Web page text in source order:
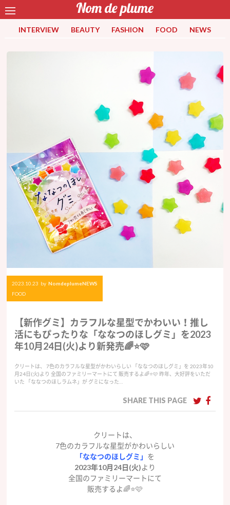
INTERVIEW BEAUTY FASHION FOOD NEWS
2023.10.23 by NomdeplumeNEWS
FOOD
【新作グミ】カラフルな星型でかわいい！推し
活にもぴったりな「ななつのほしグミ」を2023
年10月24日(火)より新発売🌈⭐️🩷
クリートは、 7色のカラフルな星型がかわいらしい 「ななつのほしグミ」を 2023年10
月24日(火)より 全国のファミリーマートにて 販売するよ🌈⭐️🩷 昨年、大好評をいただ
いた 「ななつのほしラムネ」が グミになった…
SHARE THIS PAGE
クリートは、
7色のカラフルな星型がかわいらしい
「ななつのほしグミ」 を
2023年10月24日(火)より
全国のファミリーマートにて
販売するよ🌈⭐️🩷